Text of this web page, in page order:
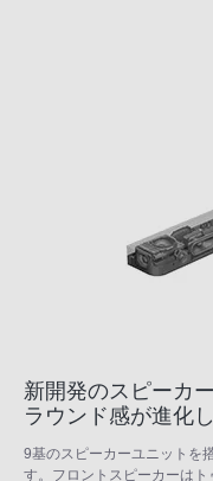
新開発のスピーカ
ラウンド感が進化
9基のスピーカーユニットを
す。フロントスピーカーは